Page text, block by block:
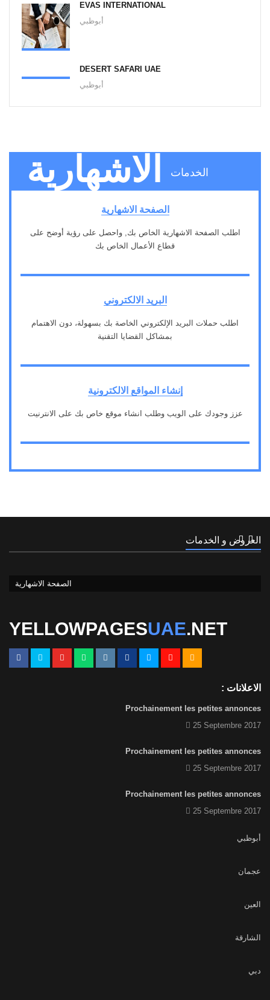
EVAS INTERNATIONAL
أبوظبي
DESERT SAFARI UAE
أبوظبي
الاشهارية الخدمات
الصفحة الاشهارية
اطلب الصفحة الاشهارية الخاص بك, واحصل على رؤية أوضح على
قطاع الأعمال الخاص بك
البريد الالكتروني
اطلب حملات البريد الإلكتروني الخاصة بك بسهولة، دون الاهتمام
بمشاكل القضايا التقنية
إنشاء المواقع الالكترونية
عزز وجودك على الويب وطلب انشاء موقع خاص بك على الانترنيت
العروض و الخدمات
الصفحة الاشهارية
YELLOWPAGESUAE.NET
الاعلانات :
Prochainement les petites annonces
25 Septembre 2017
Prochainement les petites annonces
25 Septembre 2017
Prochainement les petites annonces
25 Septembre 2017
أبوظبي
عجمان
العين
الشارقة
دبي